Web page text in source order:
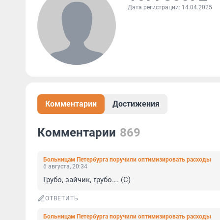
Дата регистрации: 14.04.2025
Комментарии Достижения
Комментарии 869
Больницам Петербурга поручили оптимизировать расходы
6 августа, 20:34
Грубо, зайчик, грубо…. (С)
ОТВЕТИТЬ
Больницам Петербурга поручили оптимизировать расходы